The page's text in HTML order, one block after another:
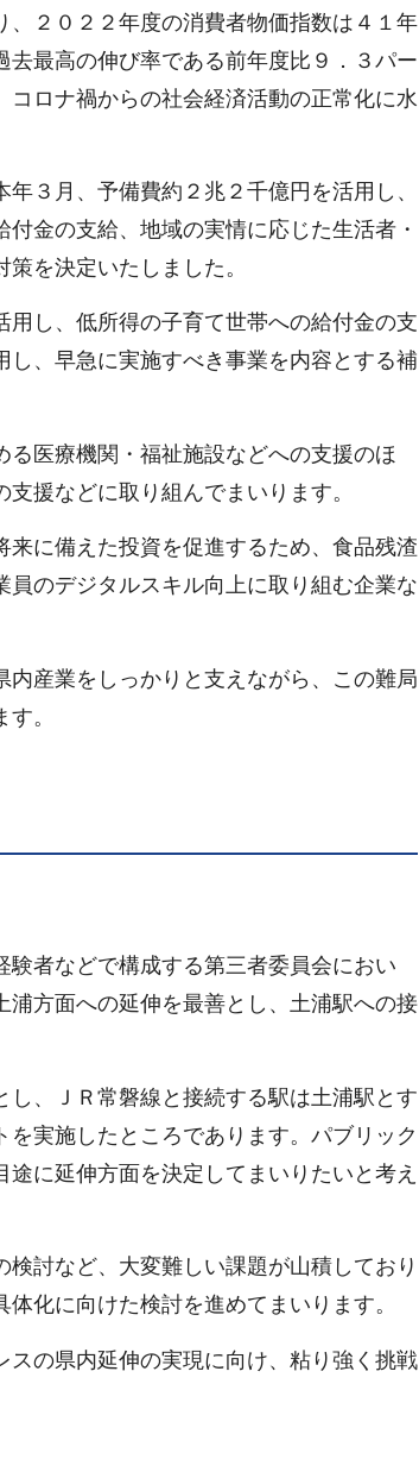
２０２２年度の消費者物価指数は４１年
最高の伸び率である前年度比９．３パー
ロナ禍からの社会経済活動の正常化に水
３月、予備費約２兆２千億円を活用し、
金の支給、地域の実情に応じた生活者・
を決定いたしました。
し、低所得の子育て世帯への給付金の支
、早急に実施すべき事業を内容とする補
医療機関・福祉施設などへの支援のほ
援などに取り組んでまいります。
に備えた投資を促進するため、食品残渣
のデジタルスキル向上に取り組む企業な
産業をしっかりと支えながら、この難局
。
者などで構成する第三者委員会におい
方面への延伸を最善とし、土浦駅への接
、ＪＲ常磐線と接続する駅は土浦駅とす
実施したところであります。パブリック
に延伸方面を決定してまいりたいと考え
討など、大変難しい課題が山積しており
化に向けた検討を進めてまいります。
の県内延伸の実現に向け、粘り強く挑戦